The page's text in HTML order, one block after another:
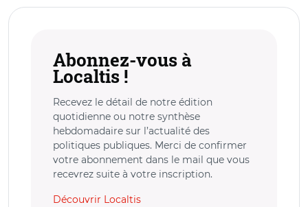
Abonnez-vous à
Localtis !
Recevez le détail de notre édition
quotidienne ou notre synthèse
hebdomadaire sur l’actualité des
politiques publiques. Merci de confirmer
votre abonnement dans le mail que vous
recevrez suite à votre inscription.
Découvrir Localtis